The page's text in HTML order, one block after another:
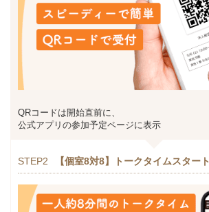
QRコードは開始直前に、
公式アプリの参加予定ページに表示
STEP2 【個室8対8】トークタイムスタート